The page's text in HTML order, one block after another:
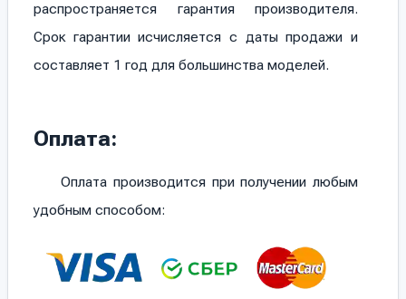
распространяется гарантия производителя.
Срок гарантии исчисляется с даты продажи и
составляет 1 год для большинства моделей.
Оплата:
Оплата производится при получении любым
удобным способом: